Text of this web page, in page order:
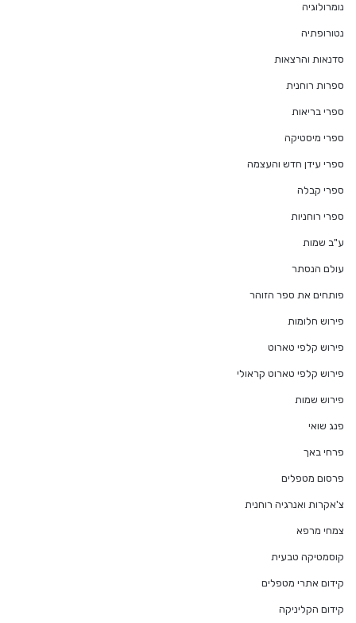
נומרולוגיה
נטורופתיה
סדנאות והרצאות
ספרות רוחנית
ספרי בריאות
ספרי מיסטיקה
ספרי עידן חדש והעצמה
ספרי קבלה
ספרי רוחניות
ע"ב שמות
עולם הנסתר
פותחים את ספר הזוהר
פירוש חלומות
פירוש קלפי טארוט
פירוש קלפי טארוט קראולי
פירוש שמות
פנג שואי
פרחי באך
פרסום מטפלים
צ'אקרות ואנרגיה רוחנית
צמחי מרפא
קוסמטיקה טבעית
קידום אתרי מטפלים
קידום הקליניקה